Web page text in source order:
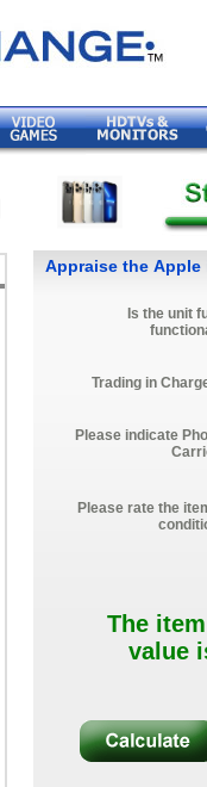
Appraise the Apple
Is the unit
Trading in
Please indicate
Please rate the
The
value